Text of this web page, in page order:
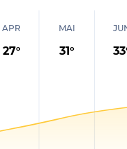
APR
27°
MAI
31° 33